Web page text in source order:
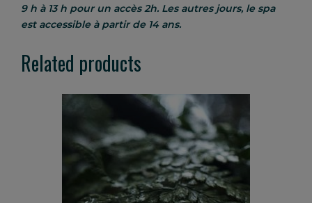
9 h à 13 h pour un accès 2h. Les autres jours, le spa
est accessible à partir de 14 ans.
Related products